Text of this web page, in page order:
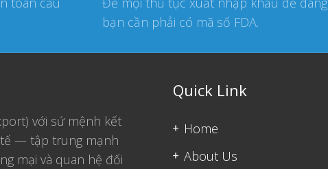
bạn cần phải có mã số FDA.
với sứ mệnh kết
— tập trung mạnh
mại và quan hệ đối
Quick Link
Home
About Us